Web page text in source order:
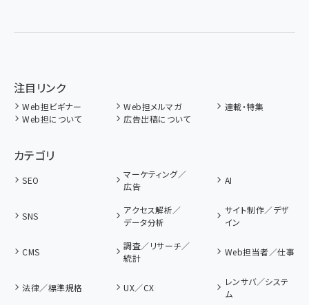
注目リンク
Web担ビギナー Web担メルマガ
連載・特集
Web担について
広告出稿について
カテゴリ
SEO
マーケティング／
広告
AI
SNS
アクセス解析／
データ分析
サイト制作／デザ
イン
CMS
調査／リサーチ／
統計
Web担当者／仕事
法律／標準規格 UX／CX
レンサバ／システ
ム